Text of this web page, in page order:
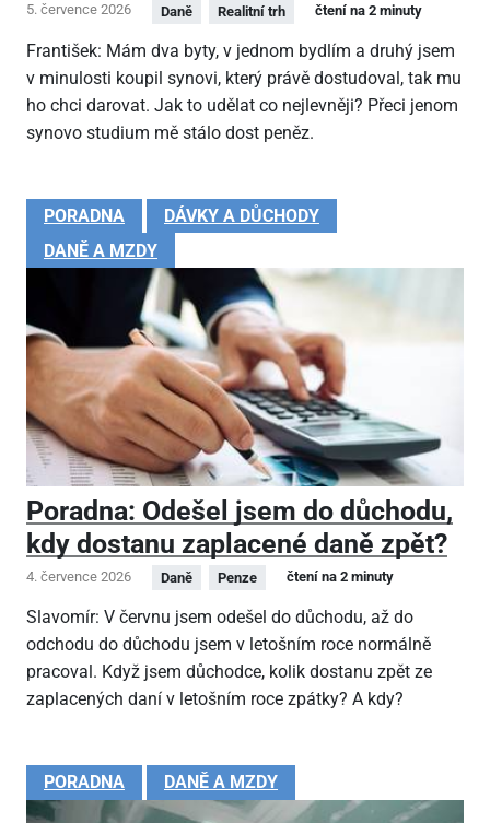
5. července 2026 Daně Realitní trh čtení na 2 minuty
František: Mám dva byty, v jednom bydlím a druhý jsem
v minulosti koupil synovi, který právě dostudoval, tak mu
ho chci darovat. Jak to udělat co nejlevněji? Přeci jenom
synovo studium mě stálo dost peněz.
PORADNA
DÁVKY A DŮCHODY
DANĚ A MZDY
Poradna: Odešel jsem do důchodu,
kdy dostanu zaplacené daně zpět?
4. července 2026 Daně Penze čtení na 2 minuty
Slavomír: V červnu jsem odešel do důchodu, až do
odchodu do důchodu jsem v letošním roce normálně
pracoval. Když jsem důchodce, kolik dostanu zpět ze
zaplacených daní v letošním roce zpátky? A kdy?
PORADNA DANĚ A MZDY